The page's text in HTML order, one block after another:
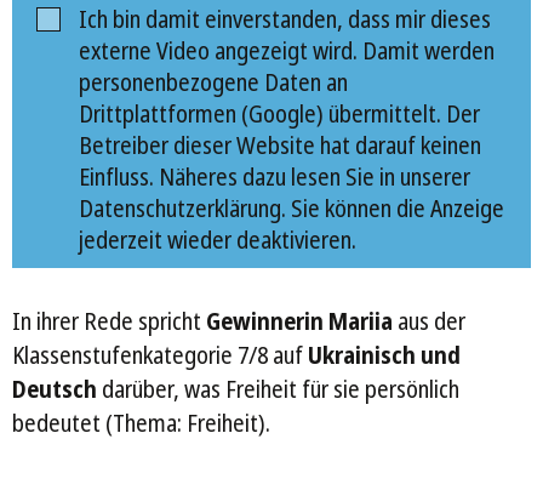
Ich bin damit einverstanden, dass mir dieses
externe Video angezeigt wird. Damit werden
personenbezogene Daten an
Drittplattformen (Google) übermittelt. Der
Betreiber dieser Website hat darauf keinen
Einfluss. Näheres dazu lesen Sie in unserer
Datenschutzerklärung. Sie können die Anzeige
jederzeit wieder deaktivieren.
In ihrer Rede spricht Gewinnerin Mariia aus der
Klassenstufenkategorie 7/8 aufUkrainisch und
Deutsch darüber, was Freiheit für sie persönlich
bedeutet (Thema: Freiheit).